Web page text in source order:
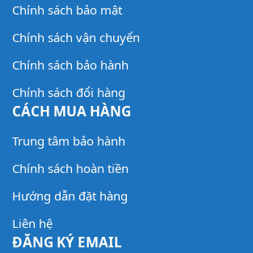
Chính sách bảo mật
Chính sách vận chuyển
Chính sách bảo hành
Chính sách đổi hàng
CÁCH MUA HÀNG
Trung tâm bảo hành
Chính sách hoàn tiền
Hướng dẫn đặt hàng
Liên hệ
ĐĂNG KÝ EMAIL